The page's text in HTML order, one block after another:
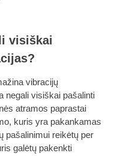
visiškai
vibracijų
negali visiškai pašalinti
atramos paprastai
kuris yra pakankamas
pašalinimui reikėtų per
galėtų pakenkti